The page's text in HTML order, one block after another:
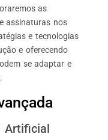
as
assinaturas nos
e tecnologias
e oferecendo
se adaptar e
Artificial